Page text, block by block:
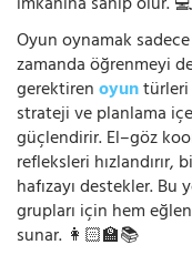
Oyun oynamak
zamanda öğrenmeyi
gerektirenoyun
strateji ve planlama
güçlendirir. El–göz
refleksleri
hafızayı destekler. Bu
grupları için hem
sunar. 👩🏻‍🏫📚